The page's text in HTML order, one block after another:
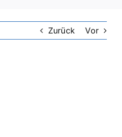
Zurück Vor